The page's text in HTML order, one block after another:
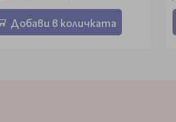
Добави в количката